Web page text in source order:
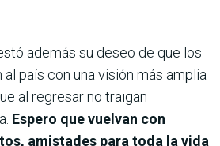
además su deseo de que los
país con una visión más amplia
al regresar no traigan
Espero que vuelvan con
amistades para toda la vida